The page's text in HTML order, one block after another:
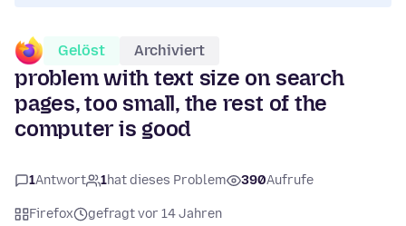
Gelöst Archiviert
problem with text size on search
pages, too small, the rest of the
computer is good
1Antwort 1hat dieses Problem 390Aufrufe
Firefox
gefragt vor 14 Jahren